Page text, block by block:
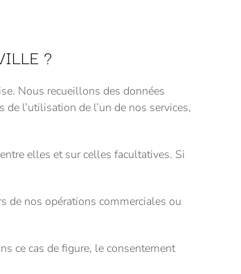
?
Nous recueillons des données
l’utilisation de l’un de nos services,
elles et sur celles facultatives. Si
de nos opérations commerciales ou
ce cas de figure, le consentement